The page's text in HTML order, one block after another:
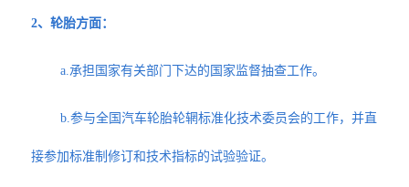
2、轮胎方面：
a.承担国家有关部门下达的国家监督抽查工作。
b.参与全国汽车轮胎轮辋标准化技术委员会的工作，并直
接参加标准制修订和技术指标的试验验证。